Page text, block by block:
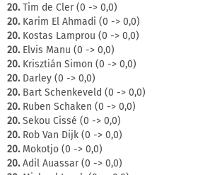
20.Tim de Cler (0 -> 0,0)
20.Karim El Ahmadi (0 -> 0,0)
20.Kostas Lamprou (0 -> 0,0)
20.Elvis Manu (0 -> 0,0)
20.Krisztián Simon (0 -> 0,0)
20.Darley (0 -> 0,0)
20.Bart Schenkeveld (0 -> 0,0)
20.Ruben Schaken (0 -> 0,0)
20.Sekou Cissé (0 -> 0,0)
20.Rob Van Dijk (0 -> 0,0)
20.Mokotjo (0 -> 0,0)
20.Adil Auassar (0 -> 0,0)